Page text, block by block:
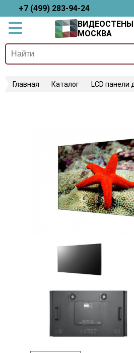
+7 (499) 283-94-24
ВИДЕОСТЕНЫ
МОСКВА
Главная Каталог LCD панели